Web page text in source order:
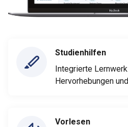
Studienhilfen
Integrierte
Hervorhebungen
Vorlesen